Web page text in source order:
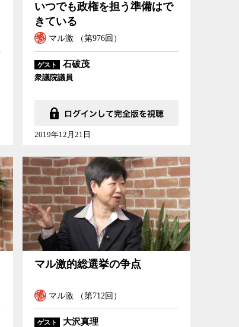
いつでも政権を担う準備はで
きている
マル激 （第976回）
ゲスト 石破茂
衆議院議員
2019年12月21日
マル激的総選挙の争点
マル激 （第712回）
ゲスト 大沢真理